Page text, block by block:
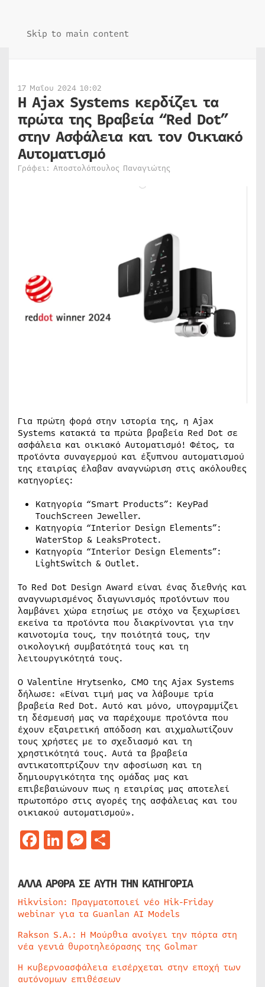
Skip to main content
17 Μαΐου 2024 10:02
Η Ajax Systems κερδίζει τα
πρώτα της Βραβεία “Red Dot”
στην Ασφάλεια και τον Οικιακό
Αυτοματισμό
Γράφει: Αποστολόπουλος Παναγιώτης
Για πρώτη φορά στην ιστορία της, η Ajax
Systems κατακτά τα πρώτα βραβεία Red Dot σε
ασφάλεια και οικιακό Αυτοματισμό! Φέτος, τα
προϊόντα συναγερμού και έξυπνου αυτοματισμού
της εταιρίας έλαβαν αναγνώριση στις ακόλουθες
κατηγορίες:
Κατηγορία “Smart Products”: KeyPad
TouchScreen Jeweller.
Κατηγορία “Interior Design Elements”:
WaterStop & LeaksProtect.
Κατηγορία “Interior Design Elements”:
LightSwitch & Outlet.
Το Red Dot Design Award είναι ένας διεθνής και
αναγνωρισμένος διαγωνισμός προϊόντων που
λαμβάνει χώρα ετησίως με στόχο να ξεχωρίσει
εκείνα τα προϊόντα που διακρίνονται για την
καινοτομία τους, την ποιότητά τους, την
οικολογική συμβατότητά τους και τη
λειτουργικότητά τους.
Ο Valentine Hrytsenko, CMO της Ajax Systems
δήλωσε: «Είναι τιμή μας να λάβουμε τρία
βραβεία Red Dot. Αυτό και μόνο, υπογραμμίζει
τη δέσμευσή μας να παρέχουμε προϊόντα που
έχουν εξαιρετική απόδοση και αιχμαλωτίζουν
τους χρήστες με το σχεδιασμό και τη
χρηστικότητά τους. Αυτά τα βραβεία
αντικατοπτρίζουν την αφοσίωση και τη
δημιουργικότητα της ομάδας μας και
επιβεβαιώνουν πως η εταιρίας μας αποτελεί
πρωτοπόρο στις αγορές της ασφάλειας και του
οικιακού αυτοματισμού».
Facebook
LinkedIn
Messenger
ΑΛΛΑ ΑΡΘΡΑ ΣΕ ΑΥΤΗ ΤΗΝ ΚΑΤΗΓΟΡΙΑ
Hikvision: Πραγματοποιεί νέο Hik-Friday
webinar για τα Guanlan AI Models
Rakson S.A.: Η Μούρθια ανοίγει την πόρτα στη
νέα γενιά θυροτηλεόρασης της Golmar
Η κυβερνοασφάλεια εισέρχεται στην εποχή των
αυτόνομων επιθέσεων